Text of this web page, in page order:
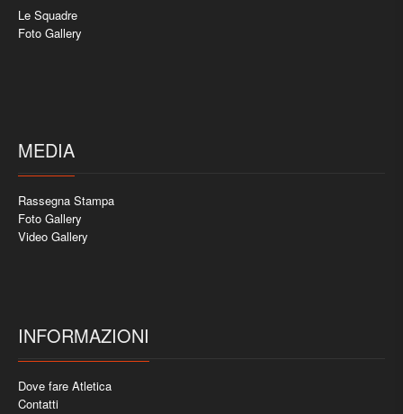
Le Squadre
Foto Gallery
MEDIA
Rassegna Stampa
Foto Gallery
Video Gallery
INFORMAZIONI
Dove fare Atletica
Contatti